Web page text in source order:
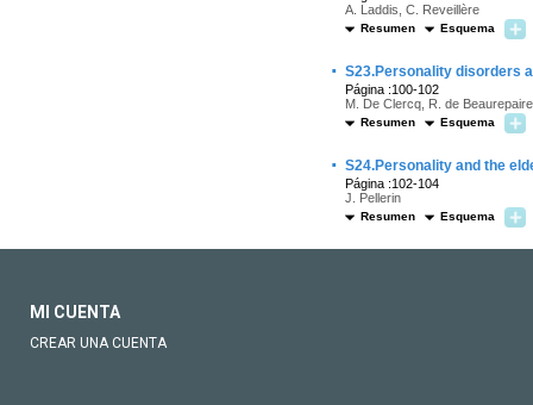
A. Laddis, C. Reveillère
Resumen Esquema
· S23.Personality disorders
Página :100-102
M. De Clercq, R. de Beaurepaire
Resumen Esquema
· S24.Personality and the
Página :102-104
J. Pellerin
Resumen Esquema
MI CUENTA
CREAR UNA CUENTA